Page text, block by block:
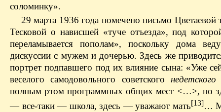
соломинку».
29 марта 1936 года помечено письмо
Тесковой о нависшей «туче отъезда», под
переламывается пополам», поскольку дома
дискуссии с мужем и дочерью. Здесь же
портрет подпавшего под их влияние сына: «Уже
веселого самодовольного советского недетского
полным ртом программных общих мест <…>, но
— все-таки — школа, здесь — уважают мать[13]…